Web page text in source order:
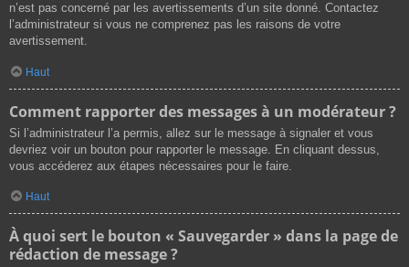
n’est pas concerné par les avertissements d’un site donné. Contactez
l’administrateur si vous ne comprenez pas les raisons de votre
avertissement.
Haut
Comment rapporter des messages à un modérateur ?
Si l’administrateur l’a permis, allez sur le message à signaler et vous
devriez voir un bouton pour rapporter le message. En cliquant dessus,
vous accéderez aux étapes nécessaires pour le faire.
Haut
À quoi sert le bouton « Sauvegarder » dans la page de
rédaction de message ?